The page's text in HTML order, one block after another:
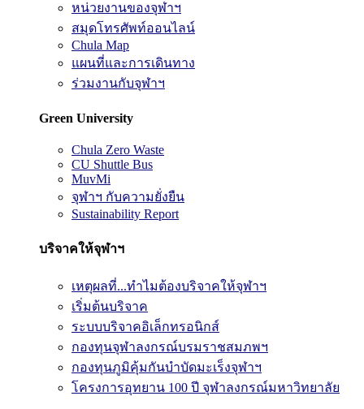
หน่วยงานของจุฬาฯ
สมุดโทรศัพท์ออนไลน์
Chula Map
แผนที่และการเดินทาง
ร่วมงานกับจุฬาฯ
Green University
Chula Zero Waste
CU Shuttle Bus
MuvMi
จุฬาฯ กับความยั่งยืน
Sustainability Report
บริจาคให้จุฬาฯ
เหตุผลที่...ทำไมต้องบริจาคให้จุฬาฯ
เริ่มต้นบริจาค
ระบบบริจาคอิเล็กทรอนิกส์
กองทุนจุฬาลงกรณ์บรมราชสมภพฯ
กองทุนภูมิคุ้มกันบำบัดมะเร็งจุฬาฯ
โครงการอุทยาน 100 ปี จุฬาลงกรณ์มหาวิทยาลัย